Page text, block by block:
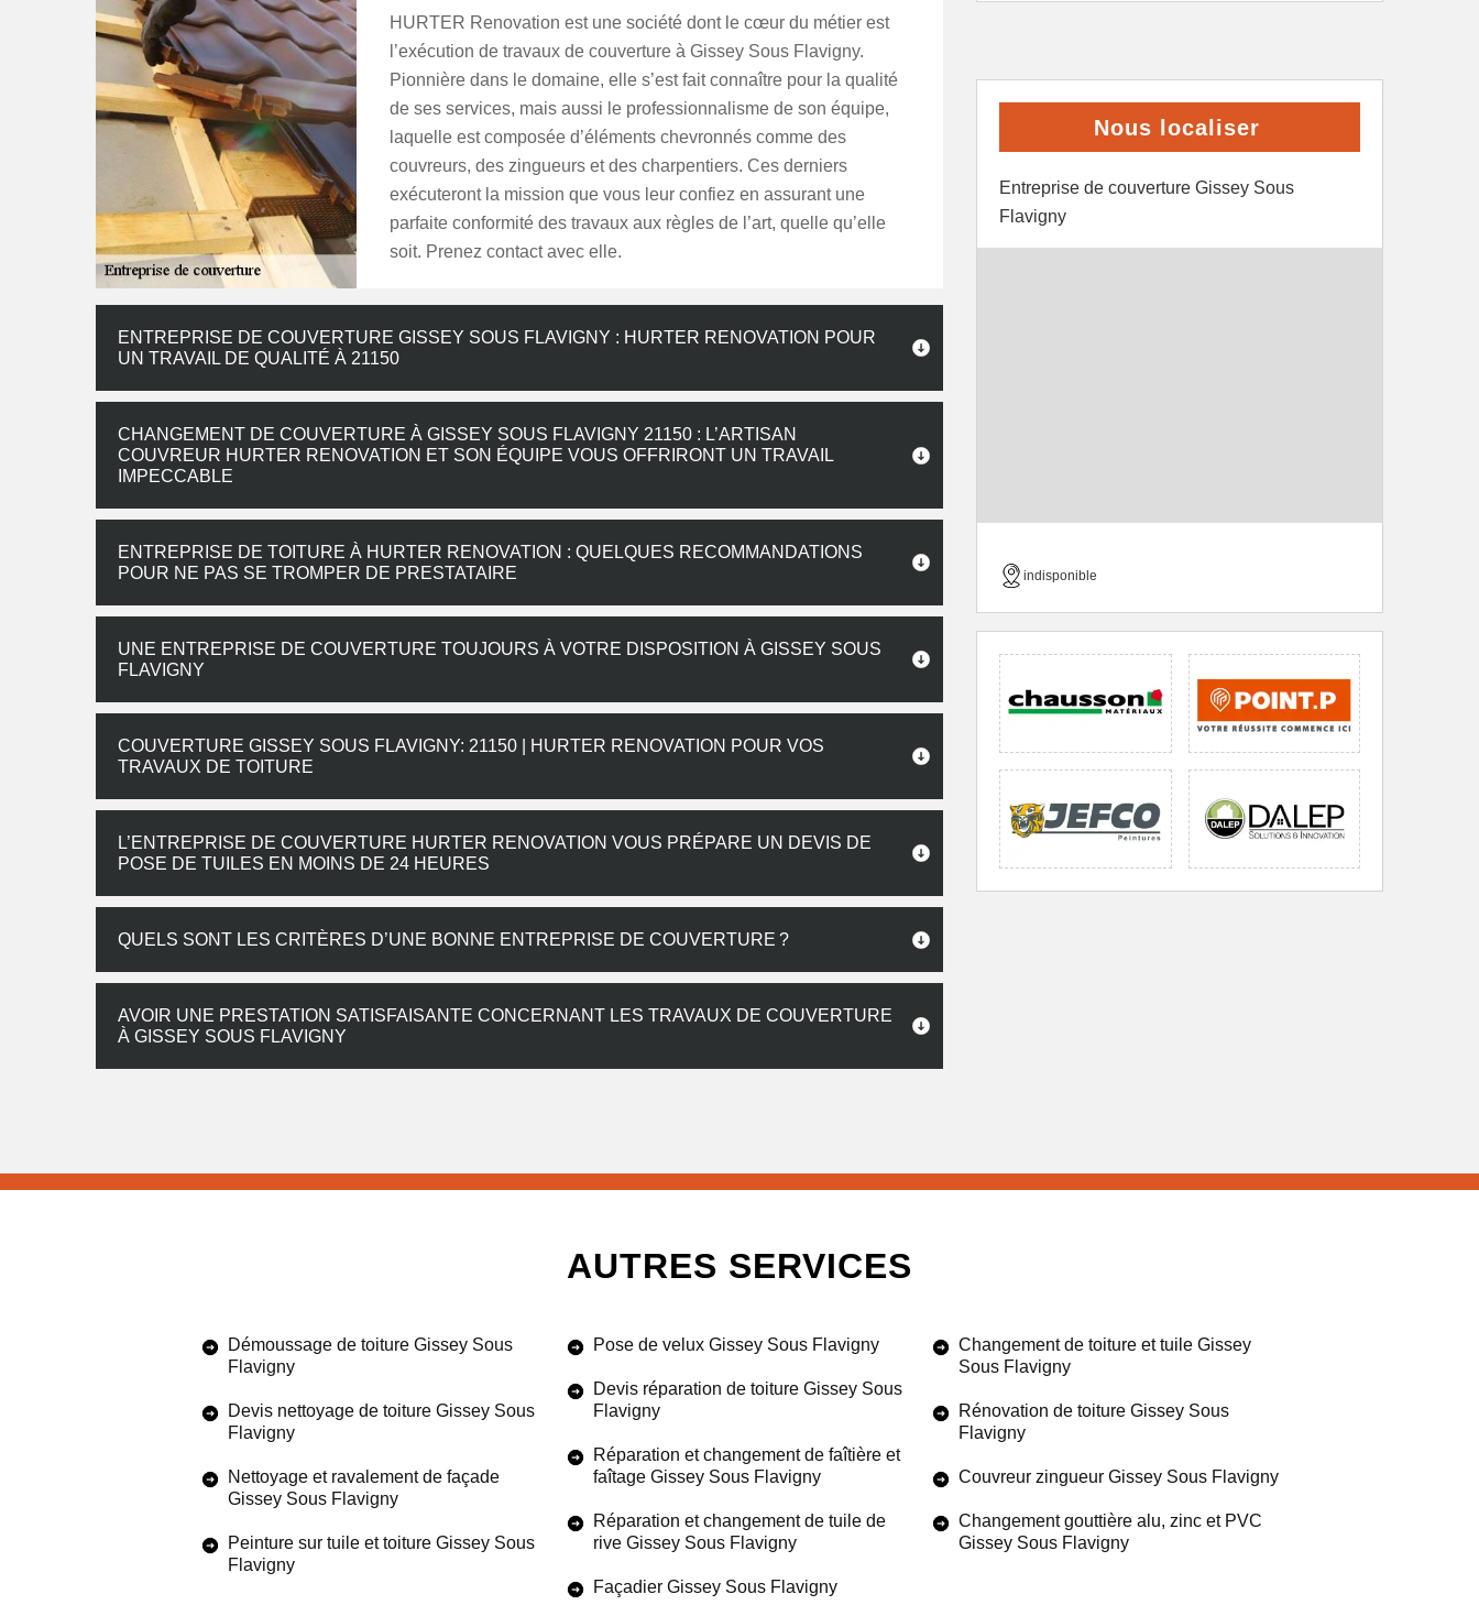
HURTER Renovation est une société dont le cœur du métier est
l’exécution de travaux de couverture à Gissey Sous Flavigny.
Pionnière dans le domaine, elle s’est fait connaître pour la qualité
de ses services, mais aussi le professionnalisme de son équipe,
laquelle est composée d’éléments chevronnés comme des
couvreurs, des zingueurs et des charpentiers. Ces derniers
exécuteront la mission que vous leur confiez en assurant une
parfaite conformité des travaux aux règles de l’art, quelle qu’elle
soit. Prenez contact avec elle.
ENTREPRISE DE COUVERTURE GISSEY SOUS FLAVIGNY : HURTER RENOVATION POUR
UN TRAVAIL DE QUALITÉ À 21150
CHANGEMENT DE COUVERTURE À GISSEY SOUS FLAVIGNY 21150 : L’ARTISAN
COUVREUR HURTER RENOVATION ET SON ÉQUIPE VOUS OFFRIRONT UN TRAVAIL
IMPECCABLE
ENTREPRISE DE TOITURE À HURTER RENOVATION : QUELQUES RECOMMANDATIONS
POUR NE PAS SE TROMPER DE PRESTATAIRE
UNE ENTREPRISE DE COUVERTURE TOUJOURS À VOTRE DISPOSITION À GISSEY SOUS
FLAVIGNY
COUVERTURE GISSEY SOUS FLAVIGNY: 21150 | HURTER RENOVATION POUR VOS
TRAVAUX DE TOITURE
L’ENTREPRISE DE COUVERTURE HURTER RENOVATION VOUS PRÉPARE UN DEVIS DE
POSE DE TUILES EN MOINS DE 24 HEURES
QUELS SONT LES CRITÈRES D’UNE BONNE ENTREPRISE DE COUVERTURE ?
AVOIR UNE PRESTATION SATISFAISANTE CONCERNANT LES TRAVAUX DE COUVERTURE
À GISSEY SOUS FLAVIGNY
Nous localiser
Entreprise de couverture Gissey Sous
Flavigny
indisponible
AUTRES SERVICES
Démoussage de toiture Gissey Sous
Flavigny
Devis nettoyage de toiture Gissey Sous
Flavigny
Nettoyage et ravalement de façade
Gissey Sous Flavigny
Peinture sur tuile et toiture Gissey Sous
Flavigny
Pose de velux Gissey Sous Flavigny
Devis réparation de toiture Gissey Sous
Flavigny
Réparation et changement de faîtière et
faîtage Gissey Sous Flavigny
Réparation et changement de tuile de
rive Gissey Sous Flavigny
Façadier Gissey Sous Flavigny
Changement de toiture et tuile Gissey
Sous Flavigny
Rénovation de toiture Gissey Sous
Flavigny
Couvreur zingueur Gissey Sous Flavigny
Changement gouttière alu, zinc et PVC
Gissey Sous Flavigny